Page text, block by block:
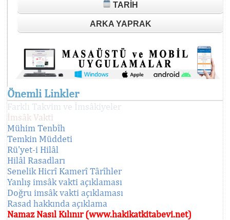
TARIH
ARKA YAPRAK
Önemli Linkler
Farklı Takvim ve İmsâkiyeler
İmsâk Vakti
Mühim Tenbîh
Temkin Müddeti
Rü'yet-i Hilâl
Hilâl Rasadları
Senelik Hicrî Kamerî Târîhler
Yanlış imsâk vakti açıklaması
Doğru imsâk vakti açıklaması
Rasad hakkında açıklama
Namaz Nasıl Kılınır (www.hakikatkitabevi.net)